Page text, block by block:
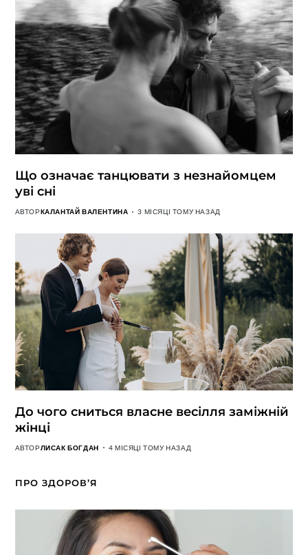
Що означає танцювати з незнайомцем
уві сні
АВТОРКАЛАНТАЙ ВАЛЕНТИНА 3 МІСЯЦІ ТОМУ НАЗАД
До чого сниться власне весілля заміжній
жінці
АВТОРЛИСАК БОГДАН 4 МІСЯЦІ ТОМУ НАЗАД
ПРО ЗДОРОВ’Я